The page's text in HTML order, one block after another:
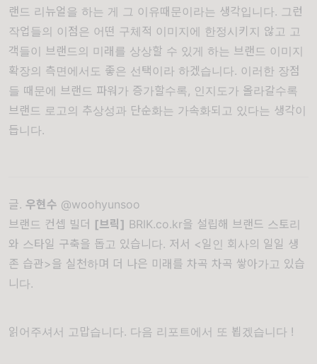
랜드 리뉴얼을 하는 게 그 이유때문이라는 생각입니다. 그런
작업들의 이점은 어떤 구체적 이미지에 한정시키지 않고 고
객들이 브랜드의 미래를 상상할 수 있게 하는 브랜드 이미지
확장의 측면에서도 좋은 선택이라 하겠습니다. 이러한 장점
들 때문에 브랜드 파워가 증가할수록, 인지도가 올라갈수록
브랜드 로고의 추상성과 단순화는 가속화되고 있다는 생각이
듭니다.
글. 우현수 @woohyunsoo
브랜드 컨셉 빌더 [브릭] BRIK.co.kr을 설립해 브랜드 스토리
와 스타일 구축을 돕고 있습니다. 저서 <일인 회사의 일일 생
존 습관>을 실천하며 더 나은 미래를 차곡 차곡 쌓아가고 있습
니다.
읽어주셔서 고맙습니다. 다음 리포트에서 또 뵙겠습니다 !